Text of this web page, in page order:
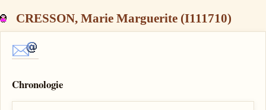
CRESSON, Marie Marguerite (I111710)
Chronologie